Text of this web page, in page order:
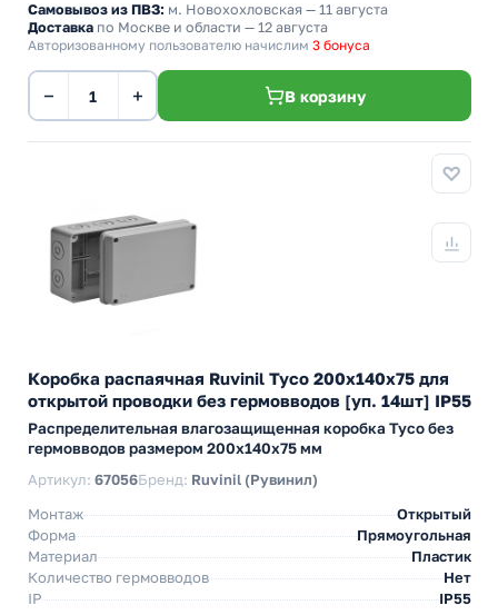
Самовывоз из ПВЗ: м. Новохохловская — 11 августа
Доставка по Москве и области — 12 августа
Авторизованному пользователю начислим 3 бонуса
− + В корзину
Коробка распаячная Ruvinil Tyco 200х140х75 для
открытой проводки без гермовводов [уп. 14шт] IP55
Распределительная влагозащищенная коробка Tyco без
гермовводов размером 200х140х75 мм
Артикул: 67056Бренд: Ruvinil (Рувинил)
Монтаж
Открытый
Форма
Прямоугольная
Материал
Пластик
Количество гермовводов
Нет
IP
IP55